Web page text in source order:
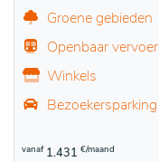
Groene gebieden
Openbaar vervoer
Winkels
Bezoekersparking
vanaf 1.431 €/maand